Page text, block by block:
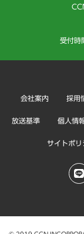
受付時
会社案内 採用
放送基準 個人情
サイトポリ